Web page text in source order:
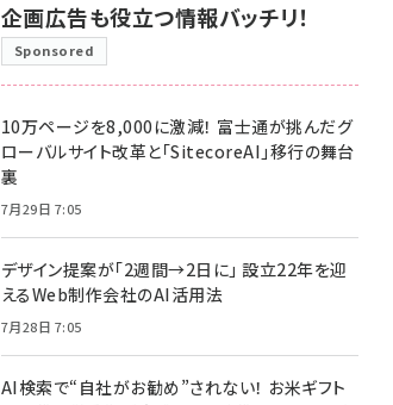
企画広告も役立つ情報バッチリ！
Sponsored
10万ページを8,000に激減！ 富士通が挑んだグ
ローバルサイト改革と「SitecoreAI」移行の舞台
裏
7月29日 7:05
デザイン提案が「2週間→2日に」 設立22年を迎
えるWeb制作会社のAI活用法
7月28日 7:05
AI検索で“自社がお勧め”されない！ お米ギフト